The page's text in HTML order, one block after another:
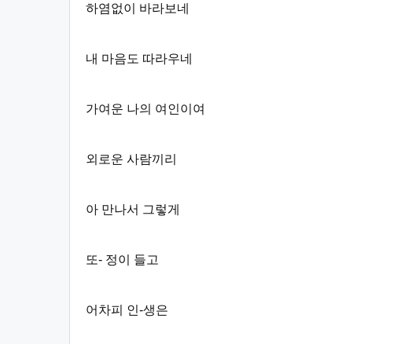
하염없이 바라보네
내 마음도 따라우네
가여운 나의 여인이여
외로운 사람끼리
아 만나서 그렇게
또- 정이 들고
어차피 인-생은